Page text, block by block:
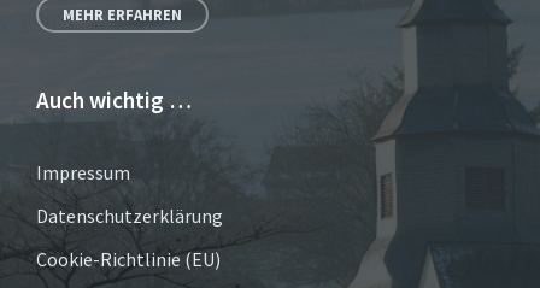
MEHR ERFAHREN
Auch wichtig …
Impressum
Datenschutzerklärung
Cookie-Richtlinie (EU)